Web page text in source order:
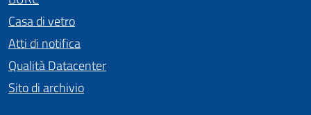
Casa di vetro
Atti di notifica
Qualità Datacenter
Sito di archivio